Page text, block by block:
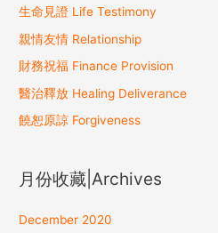
生命見證 Life Testimony
親情友情 Relationship
財務祝福 Finance Provision
醫治釋放 Healing Deliverance
饒恕原諒 Forgiveness
月份收藏|Archives
December 2020